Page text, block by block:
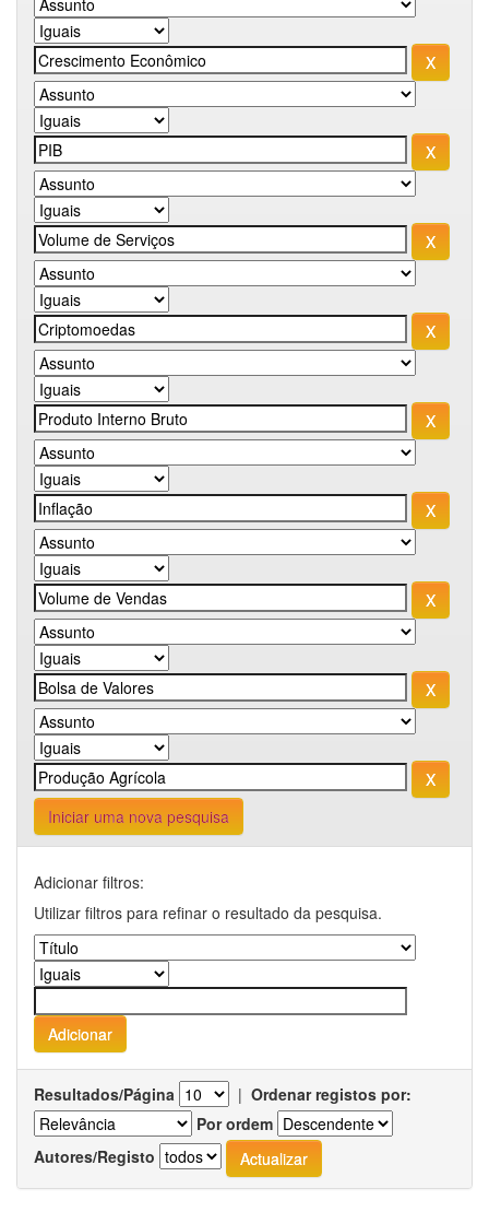
Iniciar uma nova pesquisa
Adicionar filtros:
Utilizar filtros para refinar o resultado da pesquisa.
Resultados/Página | Ordenar registos por:
Por ordem
Autores/Registo